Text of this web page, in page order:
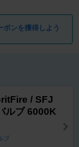
ンを獲得しよう
/ SFJ
ルブ 6000K
ブ